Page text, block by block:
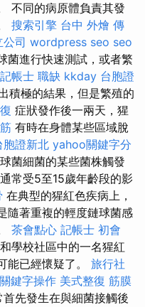
不同的病原體負責其發
搜索引擎 台中 外燴 傳
司 wordpress seo seo
菌進行快速測試，或者繁
記帳士 職缺 kkday 台胞證
積極的結果，但是繁殖的
症狀發作後一兩天，猩
有時在身體某些區域脫
胞證新北 yahoo關鍵字分
菌細菌的某些菌株觸發
常受5至15歲年齡段的影
在典型的猩紅色疾病上，
隨著重複的輕度鏈球菌感
茶會點心 記帳士 初會
學校社區中的一名猩紅
能已經懷疑了。 旅行社
關鍵字操作 美式整復 筋膜
先發生在與細菌接觸後